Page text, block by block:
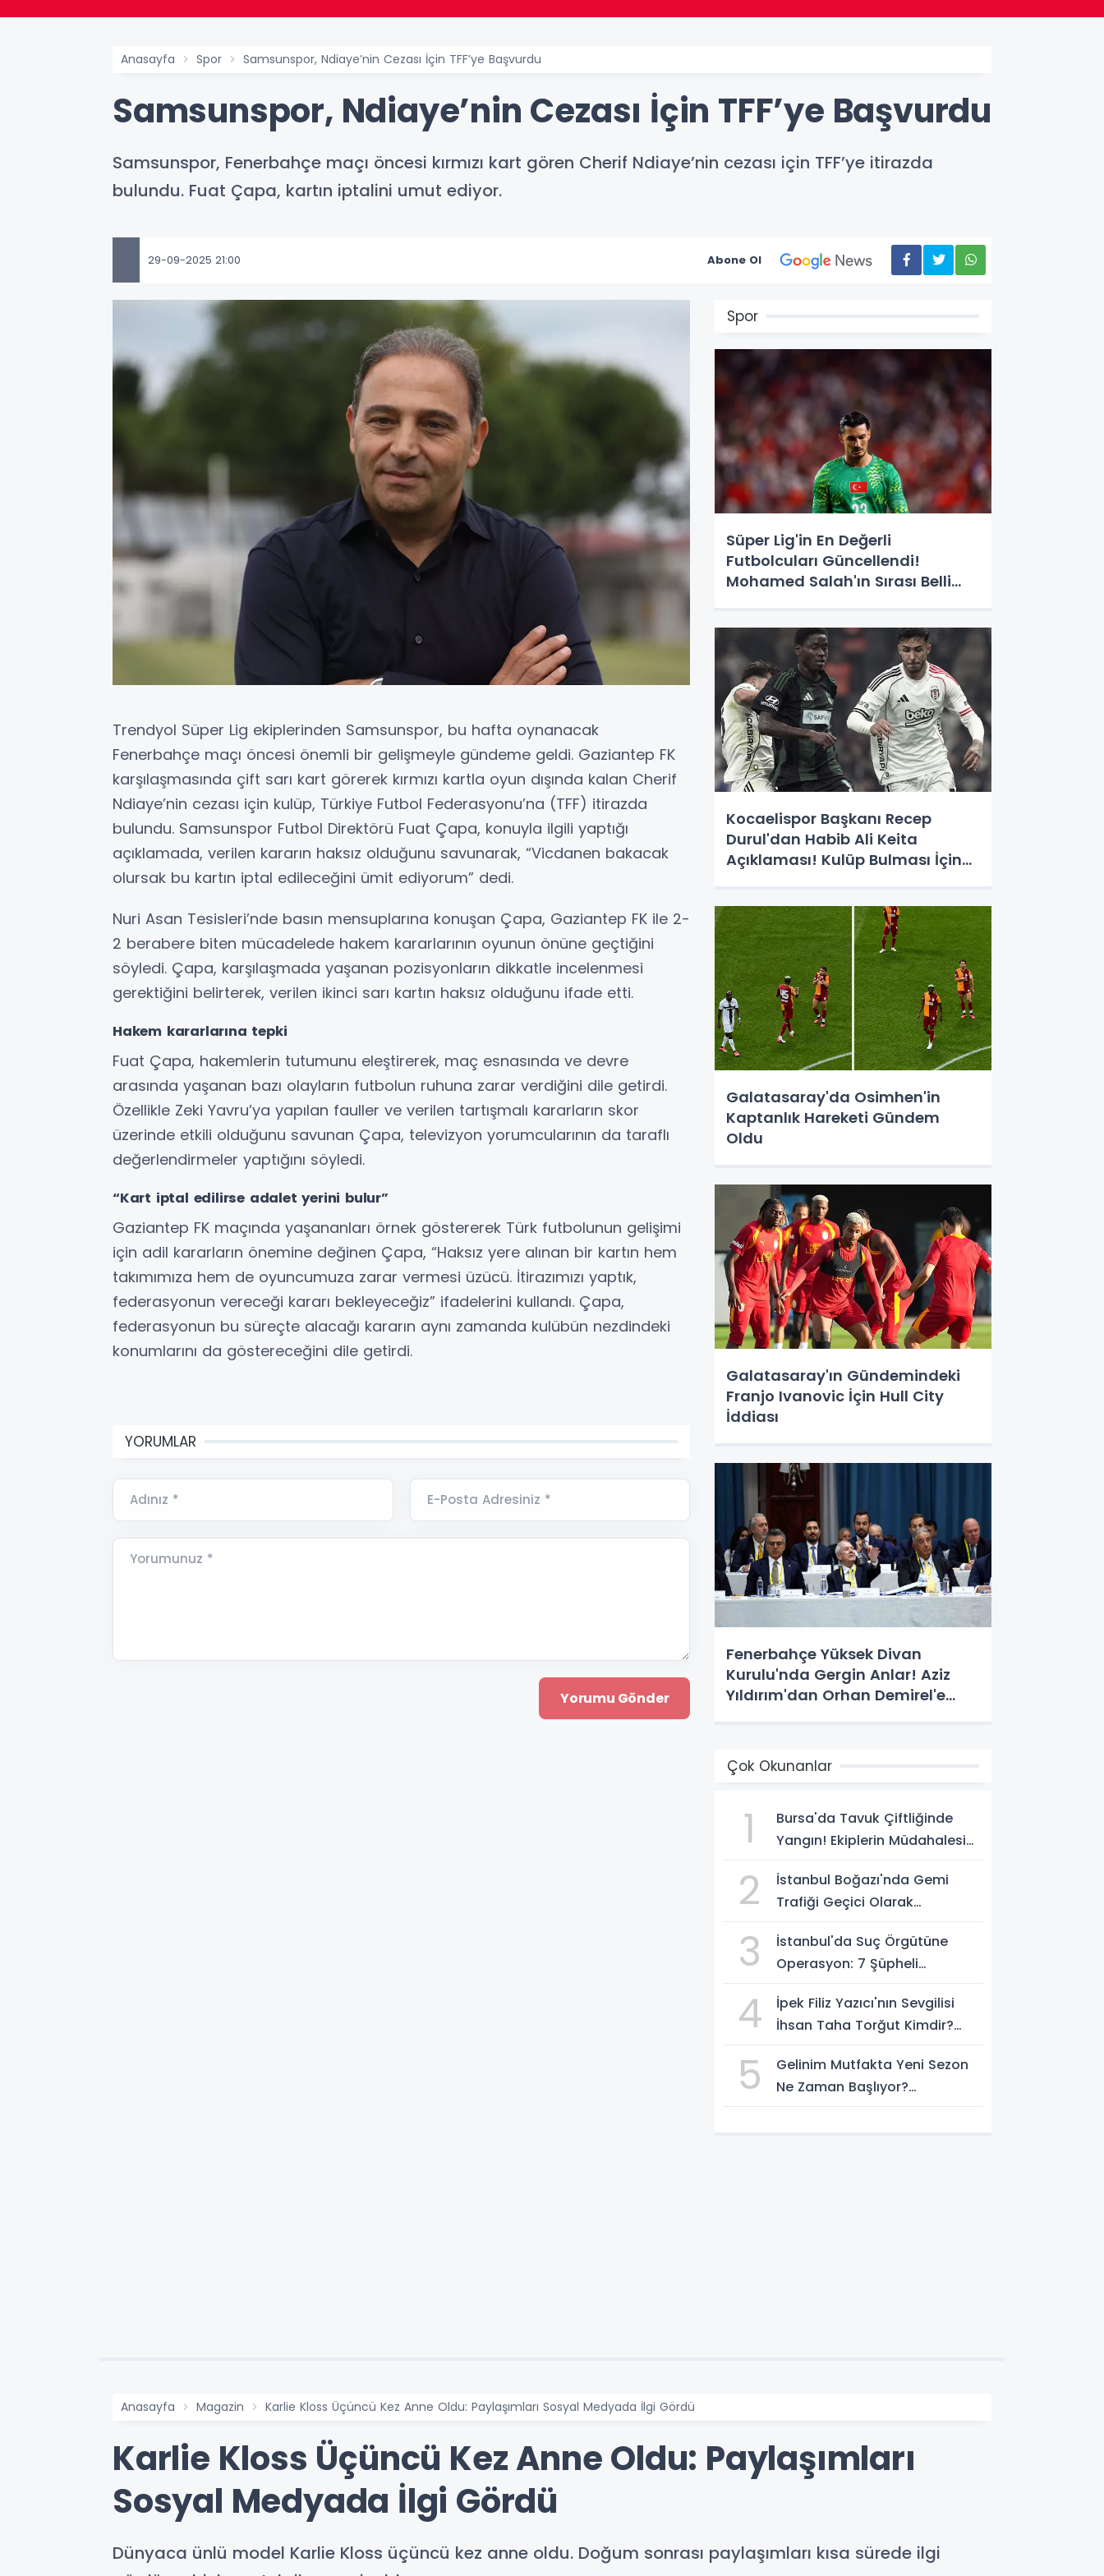
Anasayfa Spor Samsunspor, Ndiaye’nin Cezası İçin TFF’ye Başvurdu
Samsunspor, Ndiaye’nin Cezası İçin TFF’ye Başvurdu
Samsunspor, Fenerbahçe maçı öncesi kırmızı kart gören Cherif Ndiaye’nin cezası için TFF’ye itirazda
bulundu. Fuat Çapa, kartın iptalini umut ediyor.
29-09-2025 21:00 Abone Ol
Trendyol Süper Lig ekiplerinden Samsunspor, bu hafta oynanacak
Fenerbahçe maçı öncesi önemli bir gelişmeyle gündeme geldi. Gaziantep FK
karşılaşmasında çift sarı kart görerek kırmızı kartla oyun dışında kalan Cherif
Ndiaye’nin cezası için kulüp, Türkiye Futbol Federasyonu’na (TFF) itirazda
bulundu. Samsunspor Futbol Direktörü Fuat Çapa, konuyla ilgili yaptığı
açıklamada, verilen kararın haksız olduğunu savunarak, “Vicdanen bakacak
olursak bu kartın iptal edileceğini ümit ediyorum” dedi.
Nuri Asan Tesisleri’nde basın mensuplarına konuşan Çapa, Gaziantep FK ile 2-
2 berabere biten mücadelede hakem kararlarının oyunun önüne geçtiğini
söyledi. Çapa, karşılaşmada yaşanan pozisyonların dikkatle incelenmesi
gerektiğini belirterek, verilen ikinci sarı kartın haksız olduğunu ifade etti.
Hakem kararlarına tepki
Fuat Çapa, hakemlerin tutumunu eleştirerek, maç esnasında ve devre
arasında yaşanan bazı olayların futbolun ruhuna zarar verdiğini dile getirdi.
Özellikle Zeki Yavru’ya yapılan fauller ve verilen tartışmalı kararların skor
üzerinde etkili olduğunu savunan Çapa, televizyon yorumcularının da taraflı
değerlendirmeler yaptığını söyledi.
“Kart iptal edilirse adalet yerini bulur”
Gaziantep FK maçında yaşananları örnek göstererek Türk futbolunun gelişimi
için adil kararların önemine değinen Çapa, “Haksız yere alınan bir kartın hem
takımımıza hem de oyuncumuza zarar vermesi üzücü. İtirazımızı yaptık,
federasyonun vereceği kararı bekleyeceğiz” ifadelerini kullandı. Çapa,
federasyonun bu süreçte alacağı kararın aynı zamanda kulübün nezdindeki
konumlarını da göstereceğini dile getirdi.
YORUMLAR
Adınız * E-Posta Adresiniz *
Yorumunuz *
Spor
Süper Lig'in En Değerli
Futbolcuları Güncellendi!
Mohamed Salah'ın Sırası Belli
Kocaelispor Başkanı Recep
Durul'dan Habib Ali Keita
Açıklaması! Kulüp Bulması İçin
Galatasaray'da Osimhen'in
Kaptanlık Hareketi Gündem
Oldu
Galatasaray'ın Gündemindeki
Franjo Ivanovic İçin Hull City
İddiası
Fenerbahçe Yüksek Divan
Kurulu'nda Gergin Anlar! Aziz
Yıldırım'dan Orhan Demirel'e
Çok Okunanlar
1
Bursa'da Tavuk Çiftliğinde
Yangın! Ekiplerin Müdahalesi
2
İstanbul Boğazı'nda Gemi
Trafiği Geçici Olarak
3
İstanbul'da Suç Örgütüne
Operasyon: 7 Şüpheli
4
İpek Filiz Yazıcı'nın Sevgilisi
İhsan Taha Torğut Kimdir?
Ediliyor
5
Gelinim Mutfakta Yeni Sezon
Ne Zaman Başlıyor?
Anasayfa Magazin Karlie Kloss Üçüncü Kez Anne Oldu: Paylaşımları Sosyal Medyada İlgi Gördü
Karlie Kloss Üçüncü Kez Anne Oldu: Paylaşımları
Sosyal Medyada İlgi Gördü
Dünyaca ünlü model Karlie Kloss üçüncü kez anne oldu. Doğum sonrası paylaşımları kısa sürede ilgi